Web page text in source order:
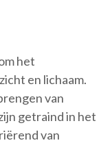
het
en lichaam.
van
getraind in het
van